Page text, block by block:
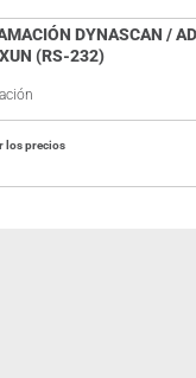
DYNASCAN /
(RS-232)
los precios